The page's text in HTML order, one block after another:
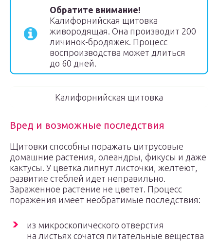
Обратите внимание!
Калифорнийская щитовка
живородящая. Она производит 200
личинок-бродяжек. Процесс
воспроизводства может длиться
до 60 дней.
Калифорнийская щитовка
Вред и возможные последствия
Щитовки способны поражать цитрусовые
домашние растения, олеандры, фикусы и даже
кактусы. У цветка липнут листочки, желтеют,
развитие стеблей идет неправильно.
Зараженное растение не цветет. Процесс
поражения имеет необратимые последствия:
из микроскопического отверстия
на листьях сочатся питательные вещества